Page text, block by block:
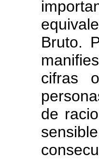
Bruto.
cifras
de